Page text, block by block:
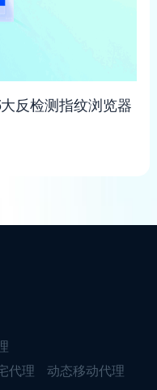
反检测指纹浏览器
代理 动态移动代理